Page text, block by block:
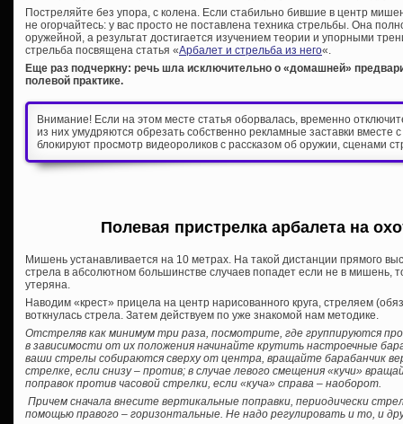
Постреляйте без упора, с колена. Если стабильно бившие в центр
не огорчайтесь: у вас просто не поставлена техника стрельбы. Она
оружейной, а результат достигается изучением теории и упорными
стрельба посвящена статья «Арбалет и стрельба из него«.
Еще раз подчеркну: речь шла исключительно о «домашней»
полевой практике.
Внимание! Если на этом месте статья оборвалась, временно
из них умудряются обрезать собственно рекламные заставки вместе
блокируют просмотр видеороликов с рассказом об оружии, сценами
Полевая пристрелка арбалета на
Мишень устанавливается на 10 метрах. На такой дистанции прямого
стрела в абсолютном большинстве случаев попадет если не в мишень,
утеряна.
Наводим «крест» прицела на центр нарисованного круга, стреляем
воткнулась стрела. Затем действуем по уже знакомой нам методике.
Отстреляв как минимум три раза, посмотрите, где группируются
в зависимости от их положения начинайте крутить настроечные
ваши стрелы собираются сверху от центра, вращайте барабанчик
стрелке, если снизу – против; в случае левого смещения «кучи»
поправок против часовой стрелки, если «куча» справа – наоборот.
Причем сначала внесите вертикальные поправки, периодически
помощью правого – горизонтальные. Не надо регулировать и то, и